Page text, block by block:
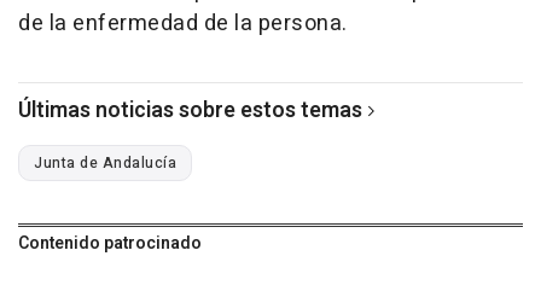
de la enfermedad de la persona.
Últimas noticias sobre estos temas
Junta de Andalucía
Contenido patrocinado